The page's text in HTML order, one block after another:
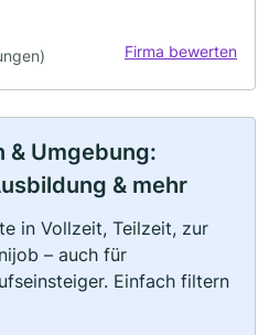
Firma bewerten
& Umgebung:
& mehr
in Vollzeit, Teilzeit, zur
– auch für
Einfach filtern